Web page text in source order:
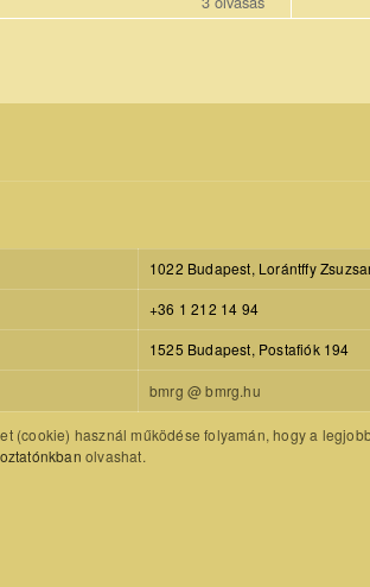
1022 Budapest, Lorántffy
+36 1 212 14 94
1525 Budapest, Postafiók 194
bmrg @ bmrg.hu
(cookie) használ működése folyamán, hogy a
olvashat.